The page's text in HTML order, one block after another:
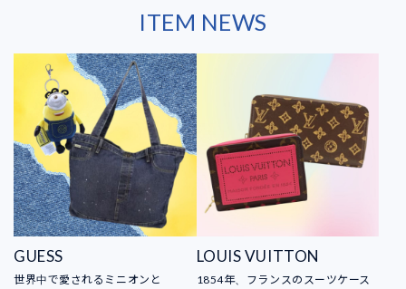
ITEM NEWS
GUESS
世界中で愛されるミニオンと
LOUIS VUITTON
1854年、フランスのスーツケース